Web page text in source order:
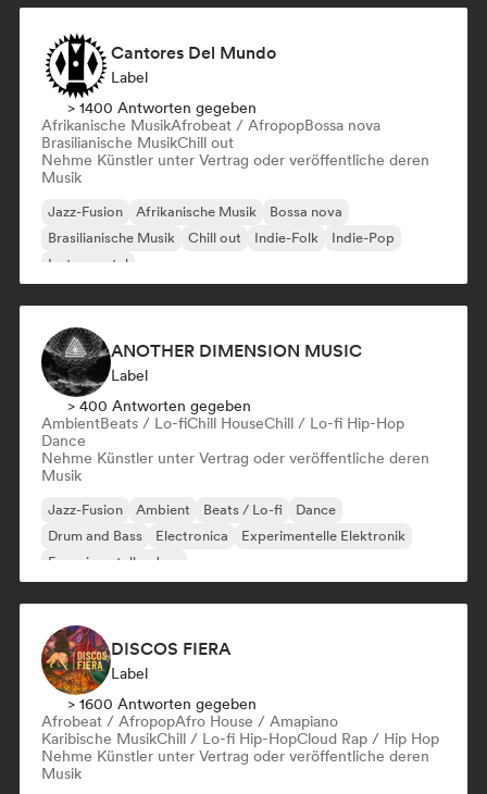
Cantores Del Mundo
Label
> 1400 Antworten gegeben
Afrikanische MusikAfrobeat / AfropopBossa nova
Brasilianische MusikChill out
Nehme Künstler unter Vertrag oder veröffentliche deren
Musik
Jazz-Fusion Afrikanische Musik
Bossa nova
Brasilianische Musik
Chill out Indie-Folk
Indie-Pop
Instrumental
ANOTHER DIMENSION MUSIC
Label
> 400 Antworten gegeben
AmbientBeats / Lo-fiChill HouseChill / Lo-fi Hip-Hop
Dance
Nehme Künstler unter Vertrag oder veröffentliche deren
Musik
Jazz-Fusion Ambient Beats / Lo-fi
Dance
Drum and Bass
Electronica
Experimentelle Elektronik
Experimenteller Jazz
DISCOS FIERA
Label
> 1600 Antworten gegeben
Afrobeat / AfropopAfro House / Amapiano
Karibische MusikChill / Lo-fi Hip-HopCloud Rap / Hip Hop
Nehme Künstler unter Vertrag oder veröffentliche deren
Musik